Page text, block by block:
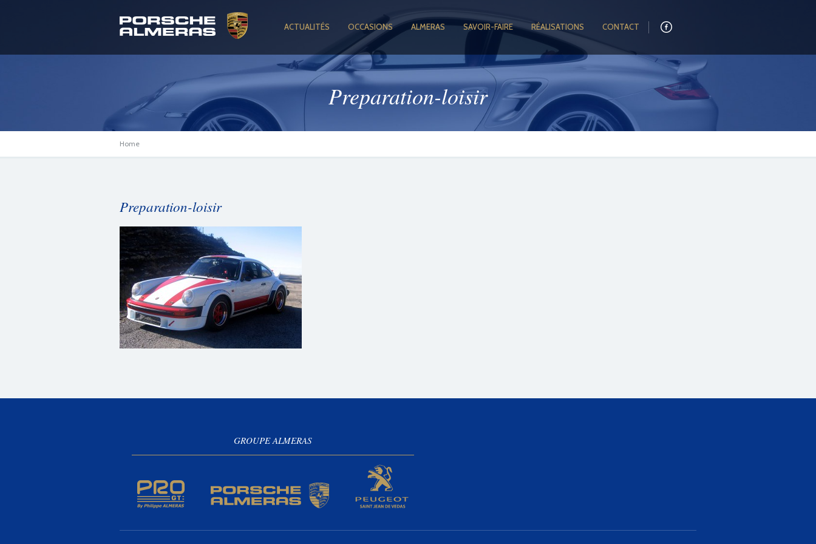
ACTUALITÉS OCCASIONS ALMERAS SAVOIR-FAIRE RÉALISATIONS CONTACT
Preparation-loisir
Home
Preparation-loisir
GROUPE ALMERAS